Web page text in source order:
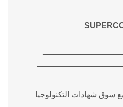
سوق شهادات التكنولوجيا